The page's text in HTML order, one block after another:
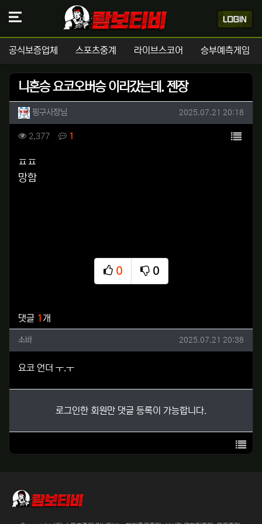
공식보증업체 스포츠중계 라이브스코어 승부예측게임
니혼승 요코오버승 이리갔는데. 젠장
작성자 정보
핑구사장님 작성일
2025.07.21 20:18
컨텐츠 정보
2,377조회 1 목록
본문
ㅍㅍ
망함
0
추천
0
비추천
댓글 1개
소바님의 댓글
소바 작성일
2025.07.21 20:38
요코 언더 ㅜ.ㅜ
로그인한 회원만 댓글 등록이 가능합니다.
목록